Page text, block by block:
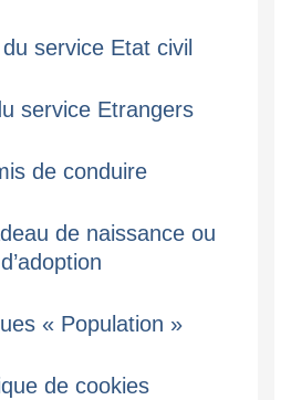
service Etat civil
service Etrangers
de conduire
de naissance ou
d’adoption
« Population »
de cookies